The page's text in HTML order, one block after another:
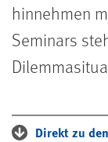
hinnehmen
Seminars
Direkt zu